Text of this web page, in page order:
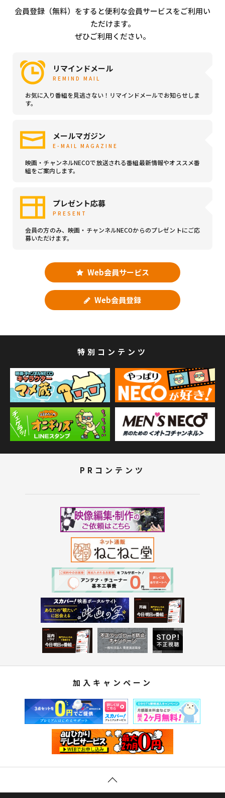
会員登録（無料）をすると便利な会員サービスをご利用い
ただけます。
ぜひご利用ください。
リマインドメール
REMIND MAIL
お気に入り番組を見逃さない！リマインドメールでお知らせしま
す。
メールマガジン
E-MAIL MAGAZINE
映画・チャンネルNECOで放送される番組最新情報やオススメ番
組をご案内します。
プレゼント応募
PRESENT
会員の方のみ、映画・チャンネルNECOからのプレゼントにご応
募いただけます。
Web会員サービス
Web会員登録
特別コンテンツ
PRコンテンツ
加入キャンペーン